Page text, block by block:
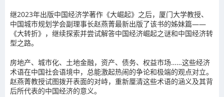
继2023年出版中国经济学著作《大崛起》之后，厦门大学教授、
中国城市规划学会副理事长赵燕菁最新出版了该书的姊妹篇——
《大转折》，继续探索并尝试解答中国经济崛起之谜和中国经济转
型之路。
房地产、城市化、土地金融，资产、债务、权益市场……这些经济
术语在中国社会语境中，总能激起热闹的争论和极端的观点对立。
赵燕菁教授试图拨开表面的对峙，重新厘清这些术语的涵义及其背
后所代表的中国经济的意义。